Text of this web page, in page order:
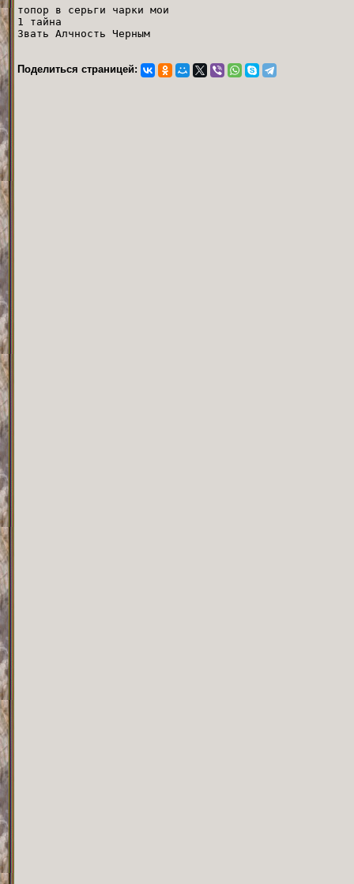
топор в серьги чарки мои
1 тайна
Звать Алчность Черным
Поделиться страницей: